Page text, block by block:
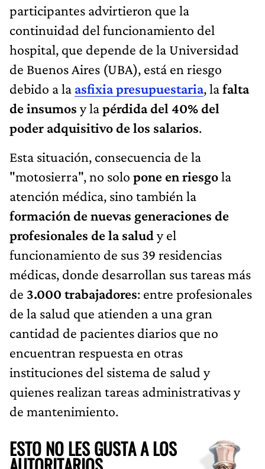
participantes advirtieron que la
continuidad del funcionamiento del
hospital, que depende de la Universidad
de Buenos Aires (UBA), está en riesgo
debido a la asfixia presupuestaria, lafalta
de insumos y lapérdida del 40% del
poder adquisitivo de los salarios.
Esta situación, consecuencia de la
"motosierra", no solo pone en riesgola
atención médica, sino también la
formación de nuevas generaciones de
profesionales de la saludy el
funcionamiento de sus 39 residencias
médicas, donde desarrollan sus tareas más
de 3.000 trabajadores: entre profesionales
de la salud que atienden a una gran
cantidad de pacientes diarios que no
encuentran respuesta en otras
instituciones del sistema de salud y
quienes realizan tareas administrativas y
de mantenimiento.
ESTO NO LES GUSTA A LOS